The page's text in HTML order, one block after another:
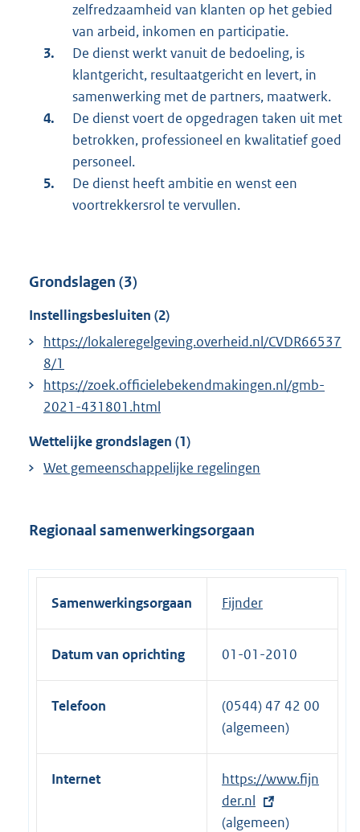
zelfredzaamheid van klanten op het gebied
van arbeid, inkomen en participatie.
De dienst werkt vanuit de bedoeling, is
klantgericht, resultaatgericht en levert, in
samenwerking met de partners, maatwerk.
De dienst voert de opgedragen taken uit met
betrokken, professioneel en kwalitatief goed
personeel.
De dienst heeft ambitie en wenst een
voortrekkersrol te vervullen.
Grondslagen (3)
Instellingsbesluiten (2)
https://lokaleregelgeving.overheid.nl/CVDR66537
8/1
https://zoek.officielebekendmakingen.nl/gmb-
2021-431801.html
Wettelijke grondslagen (1)
Wet gemeenschappelijke regelingen
Regionaal samenwerkingsorgaan
Samenwerkingsorgaan Fijnder
Datum van oprichting 01-01-2010
Telefoon
(0544) 47 42 00
(algemeen)
Internet
E
x
t
https://www.fijn
der.nl
(algemeen)